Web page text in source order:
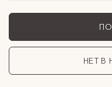
НЕТ В